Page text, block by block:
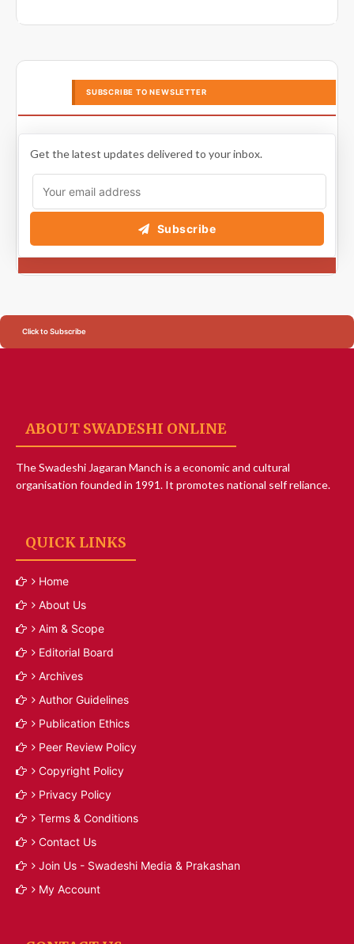
SUBSCRIBE TO NEWSLETTER
Get the latest updates delivered to your inbox.
Subscribe
Click to Subscribe
ABOUT SWADESHI ONLINE
The Swadeshi Jagaran Manch is a economic and cultural
organisation founded in 1991. It promotes national self reliance.
QUICK LINKS
Home
About Us
Aim & Scope
Editorial Board
Archives
Author Guidelines
Publication Ethics
Peer Review Policy
Copyright Policy
Privacy Policy
Terms & Conditions
Contact Us
Join Us - Swadeshi Media & Prakashan
My Account